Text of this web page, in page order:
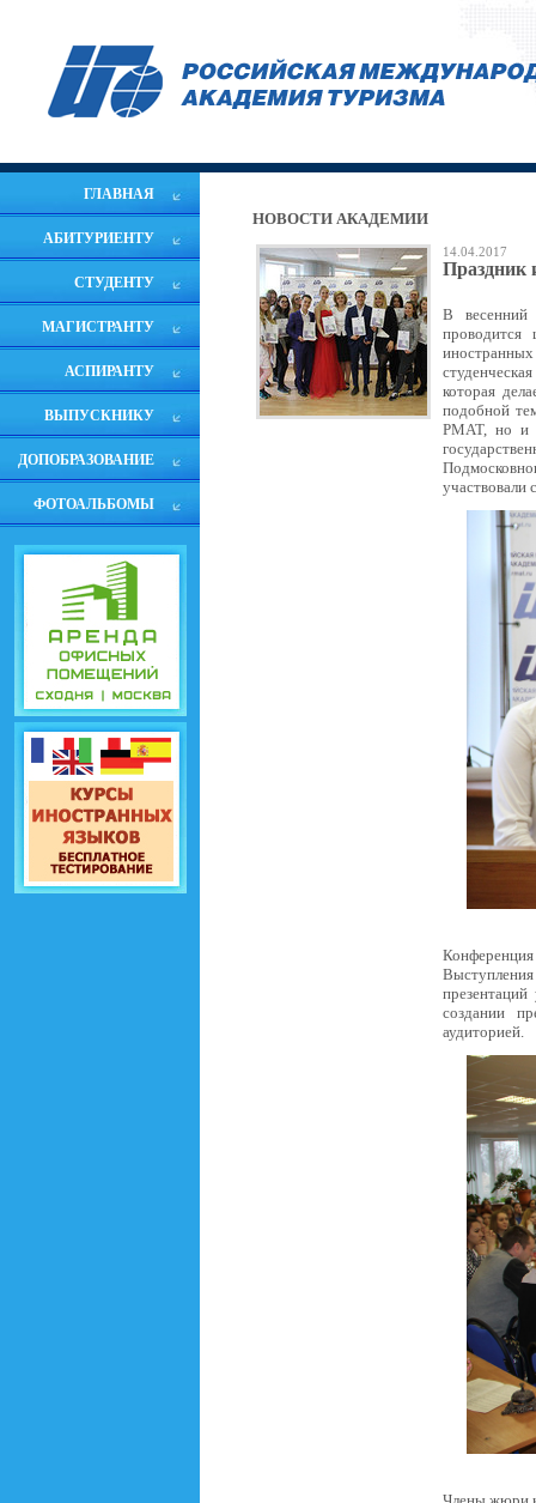
ГЛАВНАЯ
АБИТУРИЕНТУ
СТУДЕНТУ
МАГИСТРАНТУ
АСПИРАНТУ
ВЫПУСКНИКУ
ДОПОБРАЗОВАНИЕ
ФОТОАЛЬБОМЫ
НОВОСТИ АКАДЕМИИ
14.04.2017
Праздник
В весенний
которая
подобной
РМАТ, но и
создании
аудиторией.